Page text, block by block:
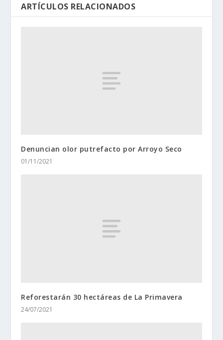
ARTÍCULOS RELACIONADOS
Denuncian olor putrefacto por Arroyo Seco
01/11/2021
Reforestarán 30 hectáreas de La Primavera
24/07/2021